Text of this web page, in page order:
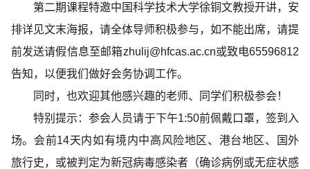
第二期课程特邀中国科学技术大学徐铜文教授开讲，安
排详见文末海报，请全体导师积极参与，如不能出席，请提
前发送请假信息至邮箱zhulij@hfcas.ac.cn或致电65596812
告知 ，以便我们做好会务协调工作。
同时，也欢迎其他感兴趣的老师、同学们积极参会！
特别提示：参会人员请于下午1:50前佩戴口罩，签到入
场。会前14天内如有境内中高风险地区、港台地区、国外
旅行史，或被判定为新冠病毒感染者（确诊病例或无症状感